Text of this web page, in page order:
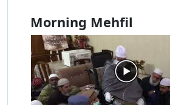
Morning Mehfil